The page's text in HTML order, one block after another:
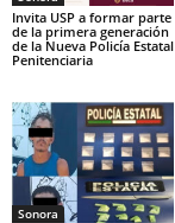
Invita USP a formar parte
de la primera generación
de la Nueva Policía Estatal
Penitenciaria
Sonora